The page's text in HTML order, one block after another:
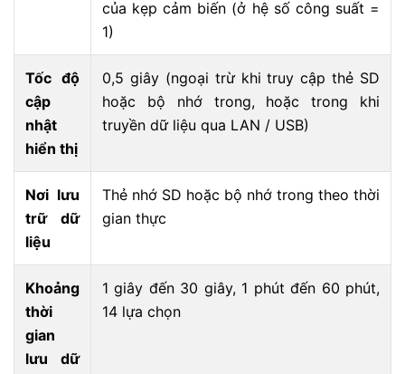
của kẹp cảm biến (ở hệ số công suất =
1)
Tốc độ
cập
nhật
hiển thị
0,5 giây (ngoại trừ khi truy cập thẻ SD
hoặc bộ nhớ trong, hoặc trong khi
truyền dữ liệu qua LAN / USB)
Nơi lưu
trữ dữ
liệu
Thẻ nhớ SD hoặc bộ nhớ trong theo thời
gian thực
Khoảng
thời
gian
lưu dữ
1 giây đến 30 giây, 1 phút đến 60 phút,
14 lựa chọn